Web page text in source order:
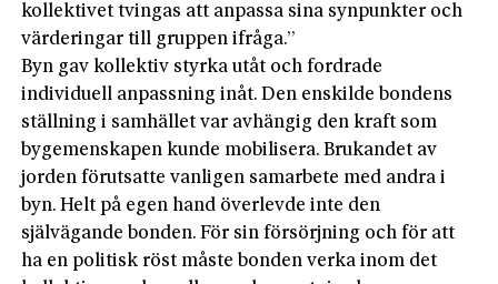
kollektivet tvingas att anpassa sina synpunkter och
värderingar till gruppen ifråga.”
Byn gav kollektiv styrka utåt och fordrade
individuell anpassning inåt. Den enskilde bondens
ställning i samhället var avhängig den kraft som
bygemenskapen kunde mobilisera. Brukandet av
jorden förutsatte vanligen samarbete med andra i
byn. Helt på egen hand överlevde inte den
självägande bonden. För sin försörjning och för att
ha en politisk röst måste bonden verka inom det